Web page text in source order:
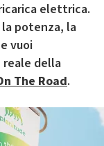
elettrica.
potenza, la
vuoi
della
The Road.